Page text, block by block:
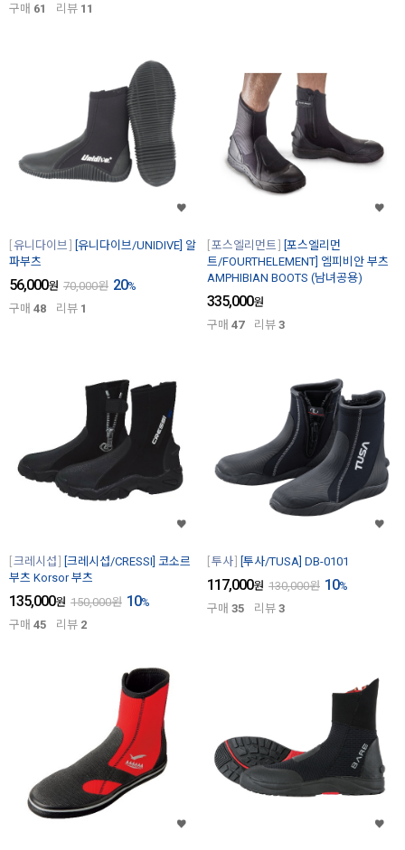
구매 61 리뷰 11
유니다이브
[유니다이브/UNIDIVE] 알
파부츠
56,000원 70,000원 20%
구매 48 리뷰 1
포스엘리먼트
[포스엘리먼
트/FOURTHELEMENT] 엠피비안 부츠
AMPHIBIAN BOOTS (남녀공용)
335,000원
구매 47 리뷰 3
크레시섭
[크레시섭/CRESSI] 코소르
부츠 Korsor 부츠
135,000원 150,000원 10%
구매 45 리뷰 2
투사 [투사/TUSA] DB-0101
117,000원 130,000원 10%
구매 35 리뷰 3